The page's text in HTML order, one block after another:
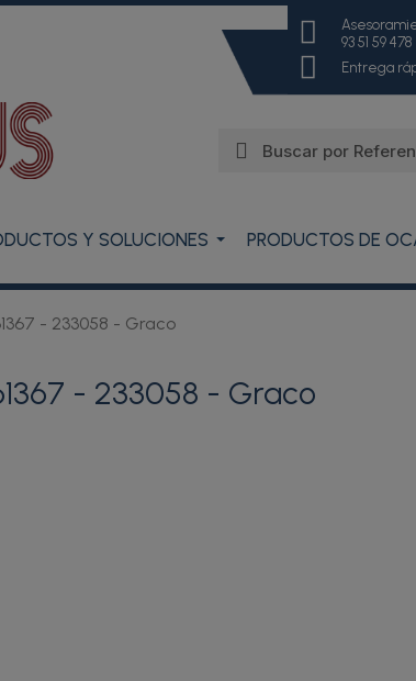
93 51 59 478
Entrega
Y SOLUCIONES PRODUCTOS DE
- 233058 - Graco
- 233058 - Graco